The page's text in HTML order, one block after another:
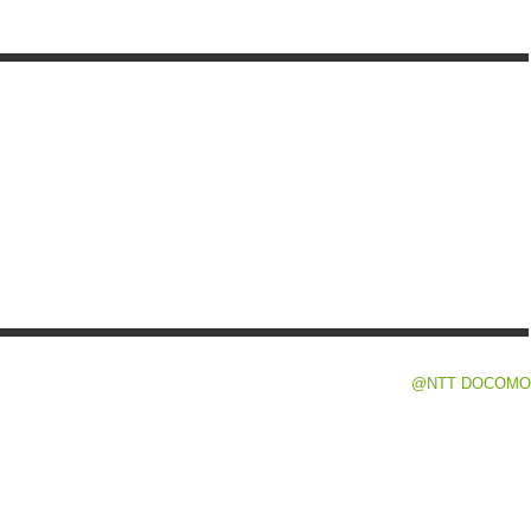
@NTT DOCOMO